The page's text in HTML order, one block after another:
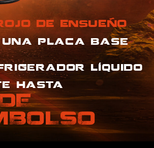
de ensueño
una placa base
líquido
hasta